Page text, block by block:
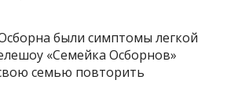
были симптомы легкой
«Семейка Осборнов»
семью повторить